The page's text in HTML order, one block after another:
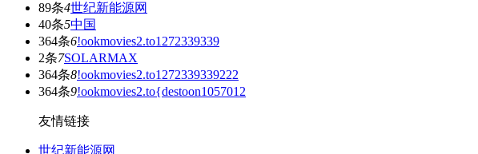
89条4世纪新能源网
40条5中国
364条6!ookmovies2.to1272339339
2条7SOLARMAX
364条8!ookmovies2.to1272339339222
364条9!ookmovies2.to{destoon1057012
友情链接
世纪新能源网